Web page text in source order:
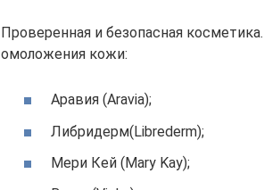
Проверенная и безопасная
омоложения кожи:
Аравия (Aravia);
Либридерм(Librederm);
Мери Кей (Mary Kay);